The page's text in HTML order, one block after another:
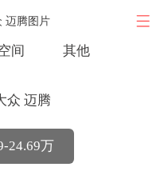
迈腾图片
间 其他
众 迈腾
24.69万